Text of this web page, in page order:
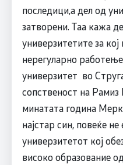
последици,а дел од
затворени. Таа кажа
универзитетите за
нерегуларно
универзитет во
сопственост на
минатата година
најстар син, повеќе
универзитетот кој
високо образование